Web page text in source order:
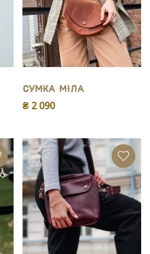
Сумка Міла
₴ 2 090